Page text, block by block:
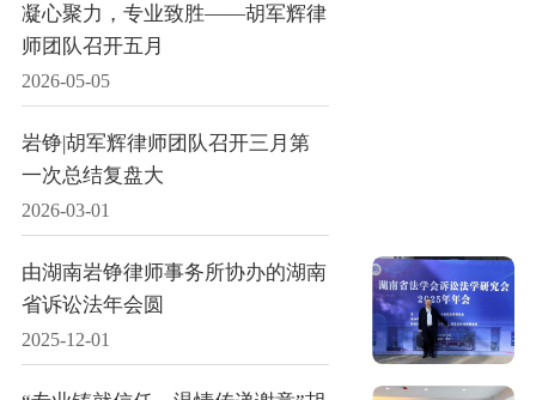
凝心聚力，专业致胜——胡军辉律
师团队召开五月
2026-05-05
岩铮|胡军辉律师团队召开三月第
一次总结复盘大
2026-03-01
由湖南岩铮律师事务所协办的湖南
省诉讼法年会圆
2025-12-01